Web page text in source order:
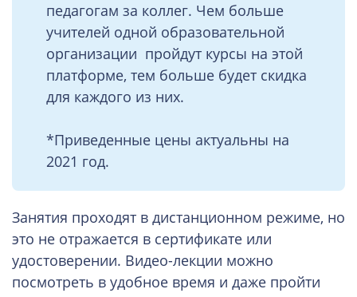
педагогам за коллег. Чем больше
учителей одной образовательной
организации пройдут курсы на этой
платформе, тем больше будет скидка
для каждого из них.
*Приведенные цены актуальны на
2021 год.
Занятия проходят в дистанционном режиме, но
это не отражается в сертификате или
удостоверении. Видео-лекции можно
посмотреть в удобное время и даже пройти